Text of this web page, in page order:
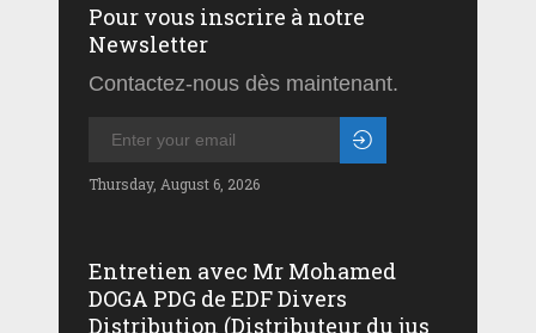
Pour vous inscrire à notre
Newsletter
Contactez-nous dès maintenant.
Thursday, August 6, 2026
Entretien avec Mr Mohamed
DOGA PDG de EDF Divers
Distribution (Distributeur du jus